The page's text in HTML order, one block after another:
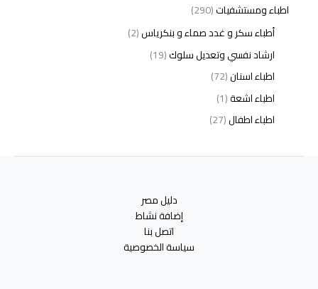
اطباء ومستشفيات(290)
أطباء سكر و غدد صماء و بنكرياس(2)
ارشاد نفسي وتعديل سلوك(19)
اطباء اسنان(72)
اطباء اشعة(1)
اطباء اطفال(27)
اطباء امراض الذكورة(1)
دليل مصر
إضافة نشاط
اتصل بنا
سياسة الخصوصية